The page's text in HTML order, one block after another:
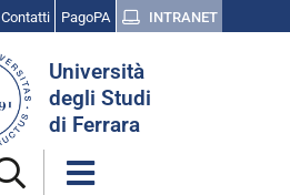
Contatti PagoPA INTRANET
Università
degli Studi
di Ferrara